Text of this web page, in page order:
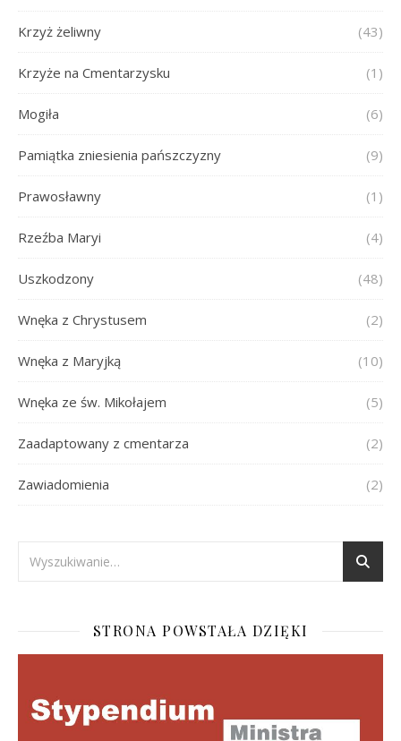
Krzyż żeliwny (43)
Krzyże na Cmentarzysku (1)
Mogiła (6)
Pamiątka zniesienia pańszczyzny (9)
Prawosławny (1)
Rzeźba Maryi (4)
Uszkodzony (48)
Wnęka z Chrystusem (2)
Wnęka z Maryjką (10)
Wnęka ze św. Mikołajem (5)
Zaadaptowany z cmentarza (2)
Zawiadomienia (2)
STRONA POWSTAŁA DZIĘKI